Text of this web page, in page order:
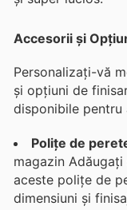
Accesorii și
Personalizați-vă
și opțiuni de
disponibile pentru
Polițe de
magazin
aceste polițe de
dimensiuni și